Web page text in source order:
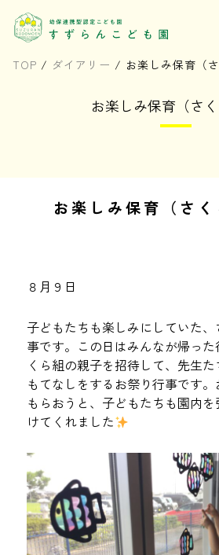
TOP / ダイアリー / お楽しみ保育（さ
お楽しみ保育（さく
お楽しみ保育（さく
８月９日
子どもたちも楽しみにしていた
事です。この日はみんなが帰っ
くら組の親子を招待して、先生
もてなしをするお祭り行事です
もらおうと、子どもたちも園内
けてくれました